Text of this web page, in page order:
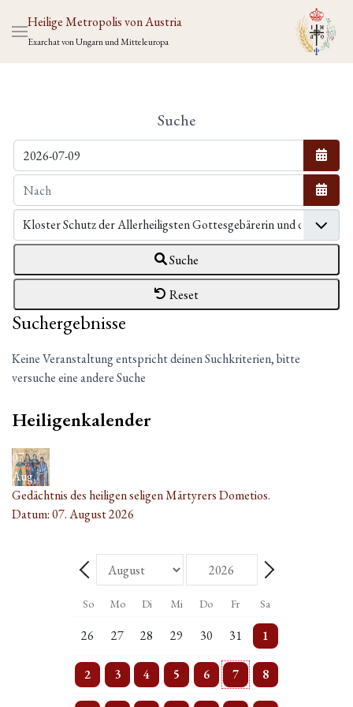
Heilige Metropolis von Austria
Exarchat von Ungarn und Mitteleuropa
Suche
Suche
Reset
Suchergebnisse
Keine Veranstaltung entspricht deinen Suchkriterien, bitte
versuche eine andere Suche
Heiligenkalender
07
Aug.
Gedächtnis des heiligen seligen Märtyrers Dometios.
Datum:07. August 2026
Zurück - Monat
Monat
Weiter - Monat
So Mo Di Mi Do Fr Sa
26
5 Veranstaltungen
27
Einzelne Veranstaltung
28
2 Veranstaltungen
29
Einzelne Veranstaltung
30
2 Veranstaltungen
31
Einzelne Veranstaltung
1
5 Veranstaltungen
2
4 Veranstaltungen
3
3 Veranstaltungen
4
3 Veranstaltungen
5
4 Veranstaltungen
6
4 Veranstaltungen
7
3 Veranstaltungen
8
5 Veranstaltungen